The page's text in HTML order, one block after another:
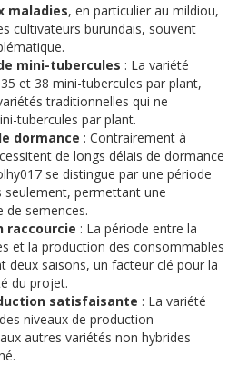
maladies, en particulier au mildiou,
cultivateurs burundais, souvent
mini-tubercules : La variété
et 38 mini-tubercules par plant,
traditionnelles qui ne
tubercules par plant.
dormance : Contrairement à
de longs délais de dormance
se distingue par une période
seulement, permettant une
de semences.
raccourcie : La période entre la
et la production des consommables
deux saisons, un facteur clé pour la
du projet.
satisfaisante : La variété
niveaux de production
autres variétés non hybrides